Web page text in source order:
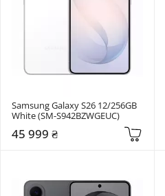
Samsung Galaxy S26 12/256GB
White (SM-S942BZWGEUC)
45 999 ₴